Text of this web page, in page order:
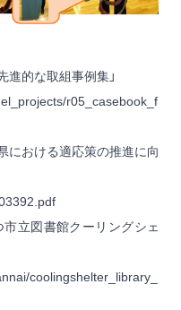
進的な取組事例集」
r05_casebook_f
における適応策の推進に向
市立図書館クーリングシェ
coolingshelter_library_